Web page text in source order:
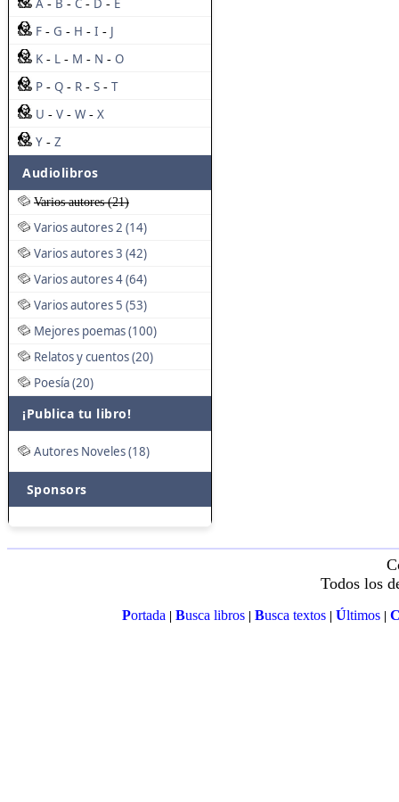
A - B - C - D - E
F - G - H - I - J
K - L - M - N - O
P - Q - R - S - T
U - V - W - X
Y - Z
Audiolibros
Varios autores (21)
Varios autores 2 (14)
Varios autores 3 (42)
Varios autores 4 (64)
Varios autores 5 (53)
Mejores poemas (100)
Relatos y cuentos (20)
Poesía (20)
¡Publica tu libro!
Autores Noveles (18)
Sponsors
Todos los
Portada| Busca libros| Busca textos| Últimos|